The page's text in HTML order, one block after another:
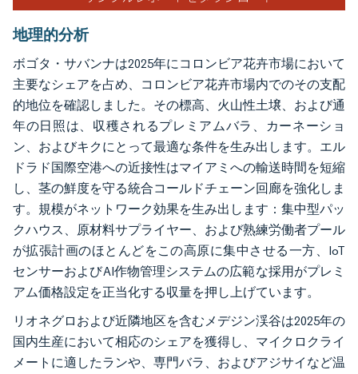
地理的分析
ボゴタ・サバンナは2025年にコロンビア花卉市場において
主要なシェアを占め、コロンビア花卉市場内でのその支配
的地位を確認しました。その標高、火山性土壌、および通
年の日照は、収穫されるプレミアムバラ、カーネーショ
ン、およびキクにとって最適な条件を生み出します。エル
ドラド国際空港への近接性はマイアミへの輸送時間を短縮
し、茎の鮮度を守る統合コールドチェーン回廊を強化しま
す。規模がネットワーク効果を生み出します：集中型パッ
クハウス、原材料サプライヤー、および熟練労働者プール
が拡張計画のほとんどをこの高原に集中させる一方、IoT
センサーおよびAI作物管理システムの広範な採用がプレミ
アム価格設定を正当化する収量を押し上げています。
リオネグロおよび近隣地区を含むメデジン渓谷は2025年の
国内生産において相応のシェアを獲得し、マイクロクライ
メートに適したランや、専門バラ、およびアジサイなど温